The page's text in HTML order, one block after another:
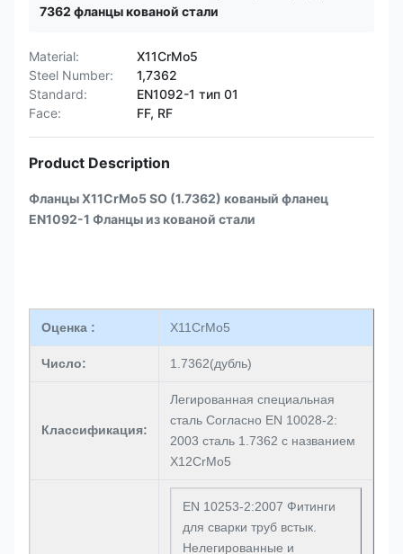
7362 фланцы кованой стали
Material:
X11CrMo5
Steel Number:
1,7362
Standard:
EN1092-1 тип 01
Face:
FF, RF
Product Description
Фланцы X11CrMo5 SO (1.7362) кованый фланец
EN1092-1 Фланцы из кованой стали
Оценка : X11CrMo5
Число: 1.7362(дубль)
Классификация:
Легированная специальная
сталь Согласно EN 10028-2:
2003 сталь 1.7362 с названием
X12CrMo5
EN 10253-2:2007 Фитинги
для сварки труб встык.
Нелегированные и